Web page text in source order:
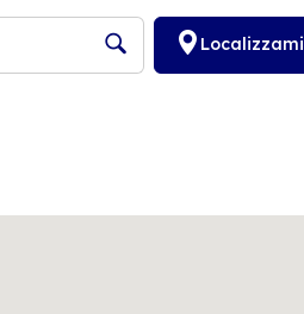
Localizzami